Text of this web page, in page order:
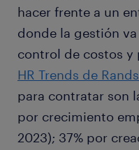
hacer frente a un
donde la gestión
control de costos y
HR Trends de
para contratar son
por crecimiento
2023); 37% por